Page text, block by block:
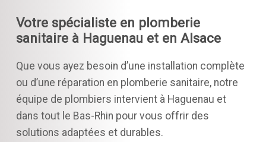
Votre spécialiste en plomberie
sanitaire à Haguenau et en Alsace
Que vous ayez besoin d’une installation complète
ou d’une réparation en plomberie sanitaire, notre
équipe de plombiers intervient à Haguenau et
dans tout le Bas-Rhin pour vous offrir des
solutions adaptées et durables.